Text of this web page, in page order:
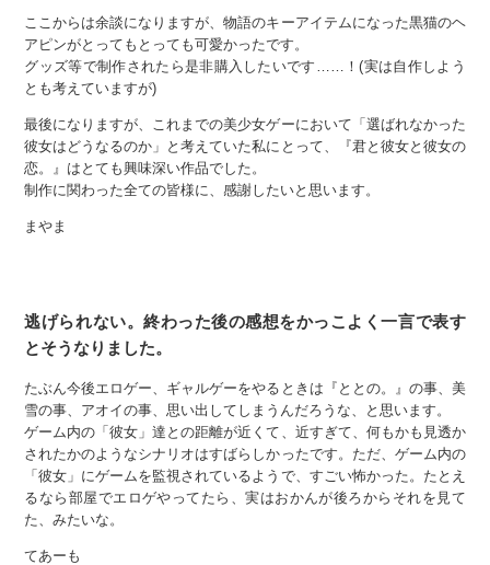
ここからは余談になりますが、物語のキーアイテムになった黒猫のヘ
アピンがとってもとっても可愛かったです。
グッズ等で制作されたら是非購入したいです……！(実は自作しよう
とも考えていますが)
最後になりますが、これまでの美少女ゲーにおいて「選ばれなかった
彼女はどうなるのか」と考えていた私にとって、『君と彼女と彼女の
恋。』はとても興味深い作品でした。
制作に関わった全ての皆様に、感謝したいと思います。
まやま
逃げられない。終わった後の感想をかっこよく一言で表す
とそうなりました。
たぶん今後エロゲー、ギャルゲーをやるときは『ととの。』の事、美
雪の事、アオイの事、思い出してしまうんだろうな、と思います。
ゲーム内の「彼女」達との距離が近くて、近すぎて、何もかも見透か
されたかのようなシナリオはすばらしかったです。ただ、ゲーム内の
「彼女」にゲームを監視されているようで、すごい怖かった。たとえ
るなら部屋でエロゲやってたら、実はおかんが後ろからそれを見て
た、みたいな。
てあーも